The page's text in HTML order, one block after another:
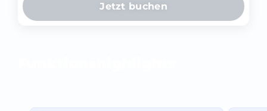
Jetzt buchen